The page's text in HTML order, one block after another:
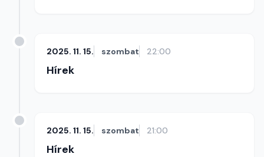
2025. 11. 15. szombat 22:00
Hírek
2025. 11. 15. szombat 21:00
Hírek